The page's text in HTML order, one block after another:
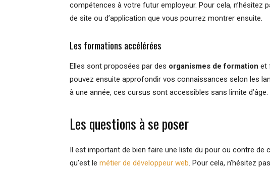
compétences à votre futur employeur. Pour cela, n’hésitez
de site ou d’application que vous pourrez montrer ensuite.
Les formations accélérées
Elles sont proposées par des organismes de formation et
pouvez ensuite approfondir vos connaissances selon les
à une année, ces cursus sont accessibles sans limite d’âge.
Les questions à se poser
Il est important de bien faire une liste du pour ou contre de
qu’est le métier de développeur web. Pour cela, n’hésitez